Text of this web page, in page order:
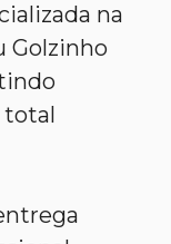
na
Golzinho
total